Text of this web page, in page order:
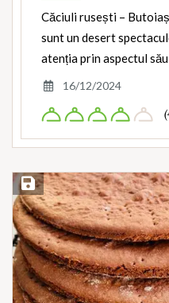
Căciuli rusești –
sunt un desert
atenția prin aspectul
16/12/2024
Save Recipe